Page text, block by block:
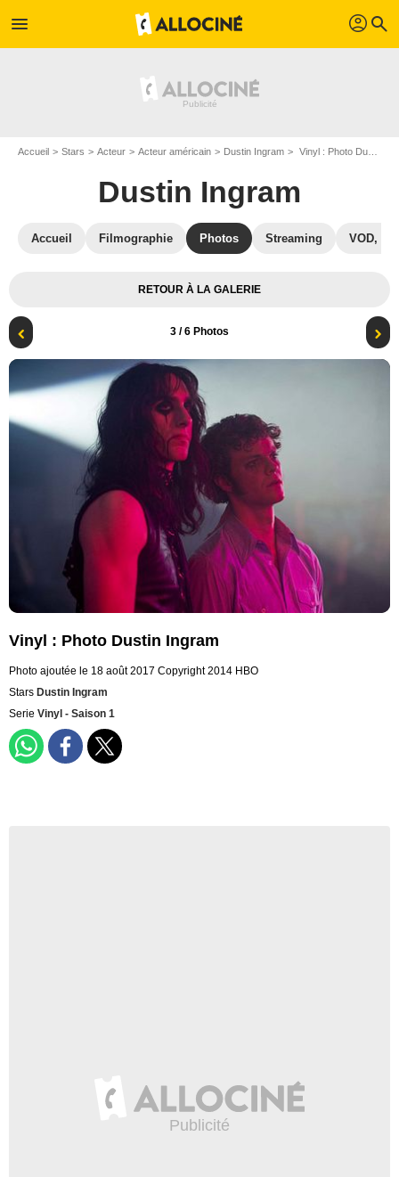
menu profil search
Accueil Stars Acteur Acteur américain Dustin Ingram Vinyl : Photo Dustin Ingram
Dustin Ingram
Accueil Filmographie Photos Streaming VOD,
RETOUR À LA GALERIE
3 / 6 Photos
Vinyl : Photo Dustin Ingram
Photo ajoutée le 18 août 2017 Copyright 2014 HBO
Stars Dustin Ingram
Serie Vinyl - Saison 1